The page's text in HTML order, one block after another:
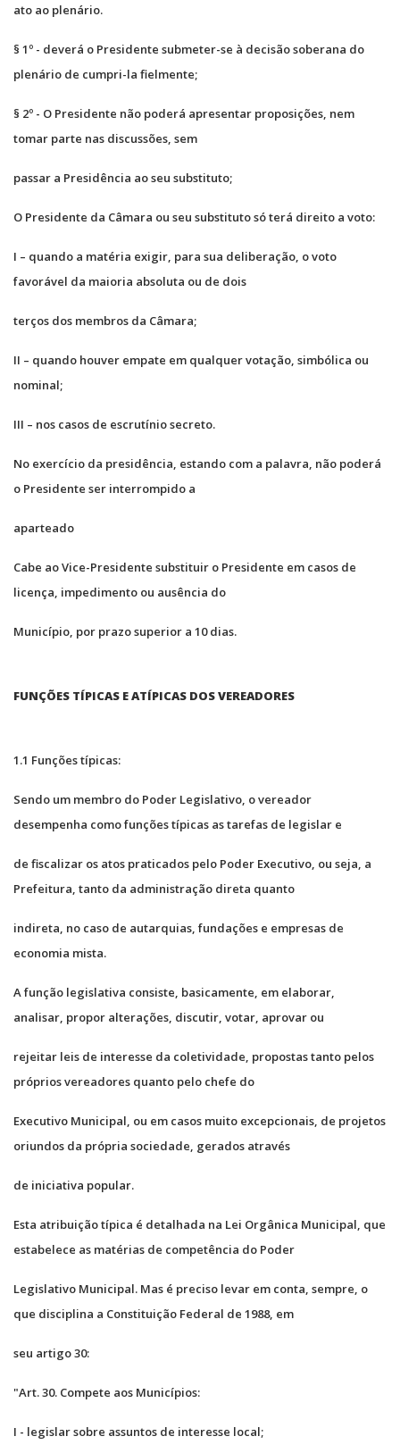
ato ao plenário.
§ 1º - deverá o Presidente submeter-se à decisão soberana do
plenário de cumpri-la fielmente;
§ 2º - O Presidente não poderá apresentar proposições, nem
tomar parte nas discussões, sem
passar a Presidência ao seu substituto;
O Presidente da Câmara ou seu substituto só terá direito a voto:
I – quando a matéria exigir, para sua deliberação, o voto
favorável da maioria absoluta ou de dois
terços dos membros da Câmara;
II – quando houver empate em qualquer votação, simbólica ou
nominal;
III – nos casos de escrutínio secreto.
No exercício da presidência, estando com a palavra, não poderá
o Presidente ser interrompido a
aparteado
Cabe ao Vice-Presidente substituir o Presidente em casos de
licença, impedimento ou ausência do
Município, por prazo superior a 10 dias.
FUNÇÕES TÍPICAS E ATÍPICAS DOS VEREADORES
1.1 Funções típicas:
Sendo um membro do Poder Legislativo, o vereador
desempenha como funções típicas as tarefas de legislar e
de fiscalizar os atos praticados pelo Poder Executivo, ou seja, a
Prefeitura, tanto da administração direta quanto
indireta, no caso de autarquias, fundações e empresas de
economia mista.
A função legislativa consiste, basicamente, em elaborar,
analisar, propor alterações, discutir, votar, aprovar ou
rejeitar leis de interesse da coletividade, propostas tanto pelos
próprios vereadores quanto pelo chefe do
Executivo Municipal, ou em casos muito excepcionais, de projetos
oriundos da própria sociedade, gerados através
de iniciativa popular.
Esta atribuição típica é detalhada na Lei Orgânica Municipal, que
estabelece as matérias de competência do Poder
Legislativo Municipal. Mas é preciso levar em conta, sempre, o
que disciplina a Constituição Federal de 1988, em
seu artigo 30:
"Art. 30. Compete aos Municípios:
I - legislar sobre assuntos de interesse local;